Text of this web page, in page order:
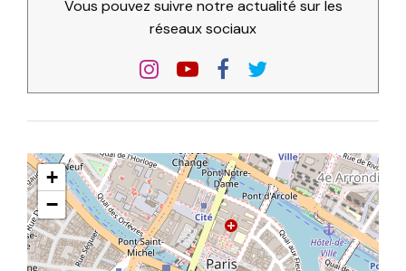
Vous pouvez suivre notre actualité sur les
réseaux sociaux
+
−